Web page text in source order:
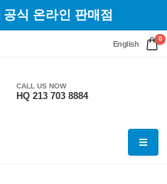
식 온라인 판매점
English
0
CALL US NOW
HQ 213 703 8884